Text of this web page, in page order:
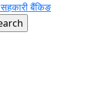
सहकारीबैंकिङ